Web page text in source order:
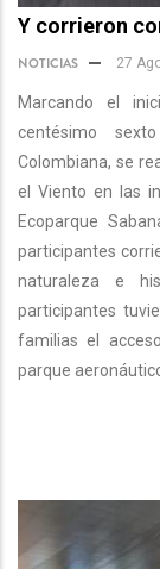
Y corrieron
NOTICIAS 27
Marcando el
centésimo
Colombiana, se
el Viento en las
Ecoparque
participantes
naturaleza e
participantes
familias el
parque